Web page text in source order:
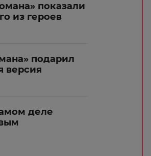
показали
из героев
подарил
версия
деле